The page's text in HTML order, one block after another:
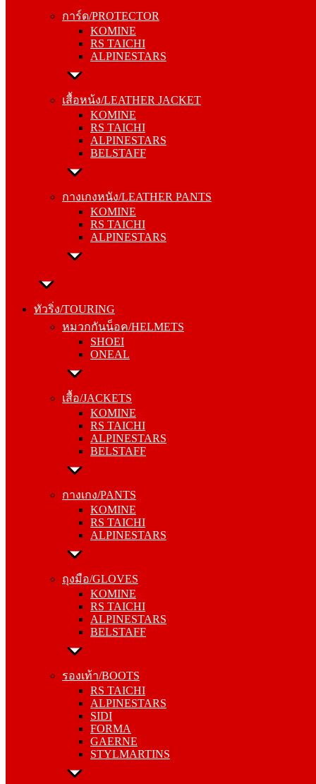
การ์ด/PROTECTOR
KOMINE
RS TAICHI
ALPINESTARS
เสื้อหน้ง/LEATHER JACKET
KOMINE
RS TAICHI
ALPINESTARS
BELSTAFF
กางเกงหนัง/LEATHER PANTS
KOMINE
RS TAICHI
ALPINESTARS
ทัวริ่ง/TOURING
หมวกกันน็อค/HELMETS
SHOEI
ONEAL
เสื้อ/JACKETS
KOMINE
RS TAICHI
ALPINESTARS
BELSTAFF
กางเกง/PANTS
KOMINE
RS TAICHI
ALPINESTARS
ถุงมือ/GLOVES
KOMINE
RS TAICHI
ALPINESTARS
BELSTAFF
รองเท้า/BOOTS
RS TAICHI
ALPINESTARS
SIDI
FORMA
GAERNE
STYLMARTINS
RS TAICHI
ALPINESTARS
เสื้อหน้ง/LEATHER JACKET
RS TAICHI
ALPINESTARS
BELSTAFF
กางเกงหนัง/LEATHER PANTS
RS TAICHI
ALPINESTARS
ทัวริ่ง/TOURING
SHOEI
ONEAL
เสื้อ/JACKETS
RS TAICHI
ALPINESTARS
BELSTAFF
กางเกง/PANTS
RS TAICHI
ALPINESTARS
ถุงมือ/GLOVES
RS TAICHI
ALPINESTARS
BELSTAFF
รองเท้า/BOOTS
ALPINESTARS
SIDI
FORMA
GAERNE
STYLMARTINS